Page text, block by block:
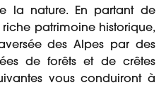
la nature. En partant de
riche patrimoine historique,
des Alpes par des
de forêts et de crêtes
vous conduiront à